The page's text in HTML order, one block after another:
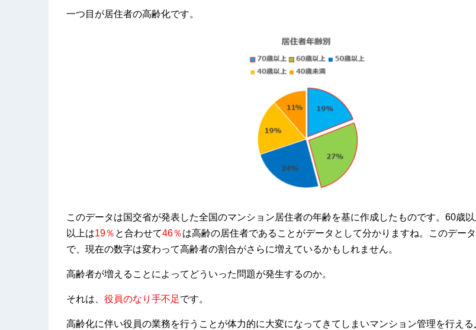
一つ目が居住者の高齢化です。
このデータは国交省が発表した全国のマンション居住者の年齢を基に作成したものです。60歳
以上は19％ と合わせて46％は高齢の居住者であることがデータとして分かりますね。このデー
で、現在の数字は変わって高齢者の割合がさらに増えているかもしれません。
高齢者が増えることによってどういった問題が発生するのか。
それは、 役員のなり手不足です。
高齢化に伴い役員の業務を行うことが体力的に大変になってきてしまいマンション管理を行える